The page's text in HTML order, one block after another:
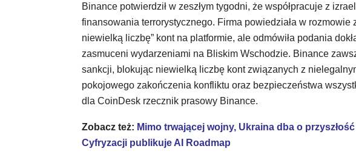
Binance potwierdził w zeszłym tygodni, że współpracuje z
finansowania terrorystycznego. Firma powiedziała w rozmowie
niewielką liczbę” kont na platformie, ale odmówiła podania
zasmuceni wydarzeniami na Bliskim Wschodzie. Binance
sankcji, blokując niewielką liczbę kont związanych z
pokojowego zakończenia konfliktu oraz bezpieczeństwa
dla CoinDesk rzecznik prasowy Binance.
Zobacz też: Mimo trwającej wojny, Ukraina dba o
Cyfryzacji publikuje AI Roadmap